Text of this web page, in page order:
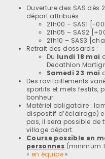
Ouverture des SAS dès
départ attribués
21h00 – SAS1 [-
21h05 – SAS2
21h10 – SAS3
Retrait des dossards :
Du lundi 18 mai
Decathlon
Samedi 23 mai
Des ravitaillements
sportifs et mets festifs,
bonheur.
Matériel obligatoire :
dispositif d’éclairage)
pas, il sera possible de
village départ.
Course possible en
personnes (minimum
« en équipe»